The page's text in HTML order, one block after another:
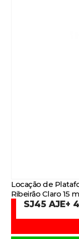
Locação de
Ribeirão Claro 15
SJ45 AJE+